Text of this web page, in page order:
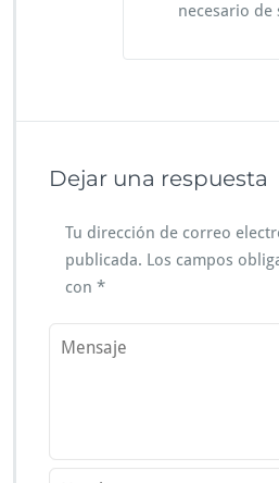
necesario de
Dejar una respuesta
Tu dirección de correo
publicada. Los campos
con *